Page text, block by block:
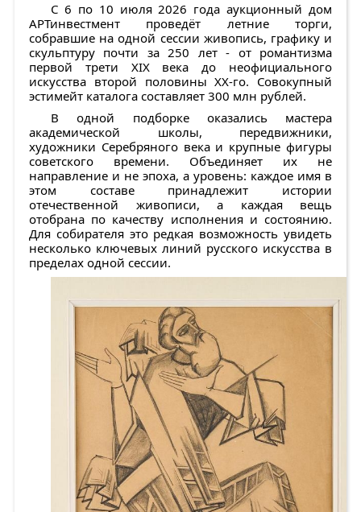
С 6 по 10 июля 2026 года аукционный дом
АРТинвестмент проведёт летние торги,
собравшие на одной сессии живопись, графику и
скульптуру почти за 250 лет - от романтизма
первой трети XIX века до неофициального
искусства второй половины ХХ-го. Совокупный
эстимейт каталога составляет 300 млн рублей.
В одной подборке оказались мастера
академической школы, передвижники,
художники Серебряного века и крупные фигуры
советского времени. Объединяет их не
направление и не эпоха, а уровень: каждое имя в
этом составе принадлежит истории
отечественной живописи, а каждая вещь
отобрана по качеству исполнения и состоянию.
Для собирателя это редкая возможность увидеть
несколько ключевых линий русского искусства в
пределах одной сессии.